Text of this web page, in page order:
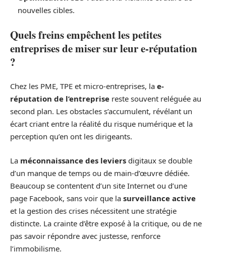
nouvelles cibles.
Quels freins empêchent les petites
entreprises de miser sur leur e-réputation
?
Chez les PME, TPE et micro-entreprises, la e-
réputation de l’entreprise reste souvent reléguée au
second plan. Les obstacles s’accumulent, révélant un
écart criant entre la réalité du risque numérique et la
perception qu’en ont les dirigeants.
La méconnaissance des leviers digitaux se double
d’un manque de temps ou de main-d’œuvre dédiée.
Beaucoup se contentent d’un site Internet ou d’une
page Facebook, sans voir que la surveillance active
et la gestion des crises nécessitent une stratégie
distincte. La crainte d’être exposé à la critique, ou de ne
pas savoir répondre avec justesse, renforce
l’immobilisme.